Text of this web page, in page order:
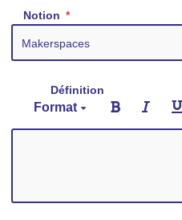
Notion
Définition
Format